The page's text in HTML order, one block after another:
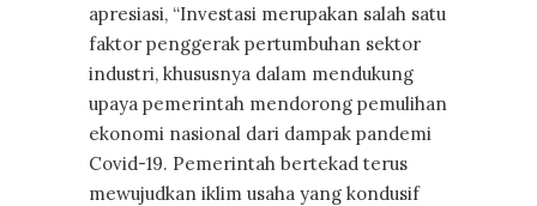
apresiasi, “Investasi merupakan salah satu
faktor penggerak pertumbuhan sektor
industri, khususnya dalam mendukung
upaya pemerintah mendorong pemulihan
ekonomi nasional dari dampak pandemi
Covid-19. Pemerintah bertekad terus
mewujudkan iklim usaha yang kondusif